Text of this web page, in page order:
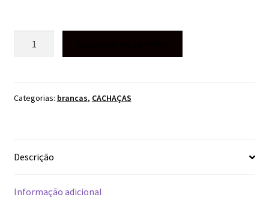
PIRAJA
Categorias: brancas, CACHAÇAS
Descrição
Informação adicional